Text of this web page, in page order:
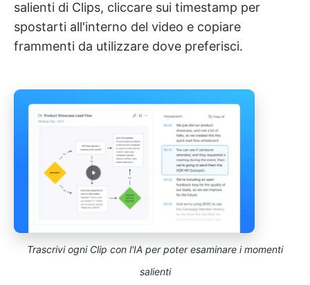
salienti di Clips, cliccare sui timestamp per
spostarti all'interno del video e copiare
frammenti da utilizzare dove preferisci.
Trascrivi ogni Clip con l'IA per poter esaminare i momenti
salienti